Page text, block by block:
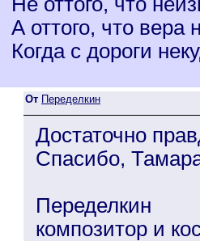
А оттого, что вера
Когда с дороги
От Переделкин
Достаточно
Спасибо,
Переделкин
композитор и